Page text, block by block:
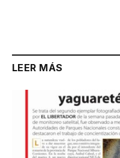
LEER MÁS